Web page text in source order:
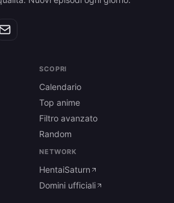
SCOPRI
Calendario
Top anime
Filtro avanzato
Random
NETWORK
HentaiSaturn
Domini ufficiali